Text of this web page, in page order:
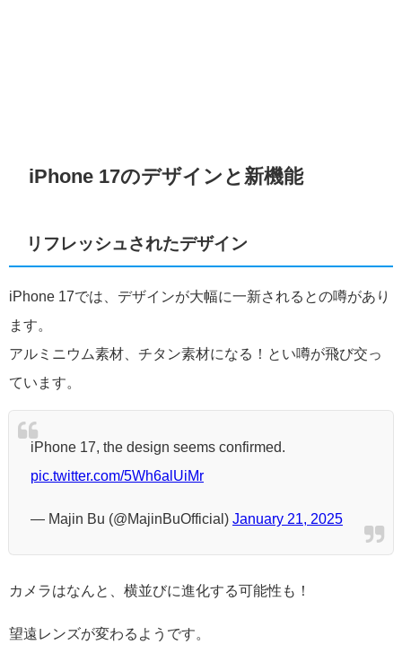
iPhone 17のデザインと新機能
リフレッシュされたデザイン
iPhone 17では、デザインが大幅に一新されるとの噂があり
ます。
アルミニウム素材、チタン素材になる！とい噂が飛び交っ
ています。
iPhone 17, the design seems confirmed.
pic.twitter.com/5Wh6alUiMr
— Majin Bu (@MajinBuOfficial) January 21, 2025
カメラはなんと、横並びに進化する可能性も！
望遠レンズが変わるようです。